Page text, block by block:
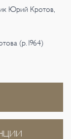
Юрий Кротов,
(р.1964)